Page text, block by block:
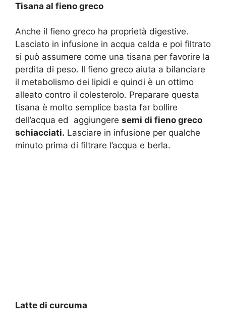
Tisana al fieno greco
Anche il fieno greco ha proprietà digestive.
Lasciato in infusione in acqua calda e poi filtrato
si può assumere come una tisana per favorire la
perdita di peso. Il fieno greco aiuta a bilanciare
il metabolismo dei lipidi e quindi è un ottimo
alleato contro il colesterolo. Preparare questa
tisana è molto semplice basta far bollire
dell’acqua ed aggiungere semi di fieno greco
schiacciati. Lasciare in infusione per qualche
minuto prima di filtrare l’acqua e berla.
Latte di curcuma